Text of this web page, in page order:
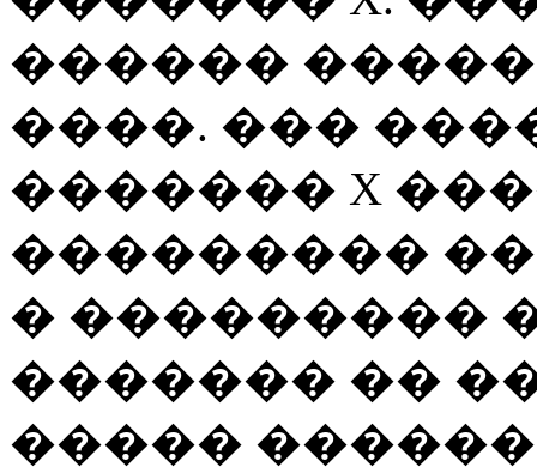
������
����. ���
������� X
���������
� ���������
������� ��
�����